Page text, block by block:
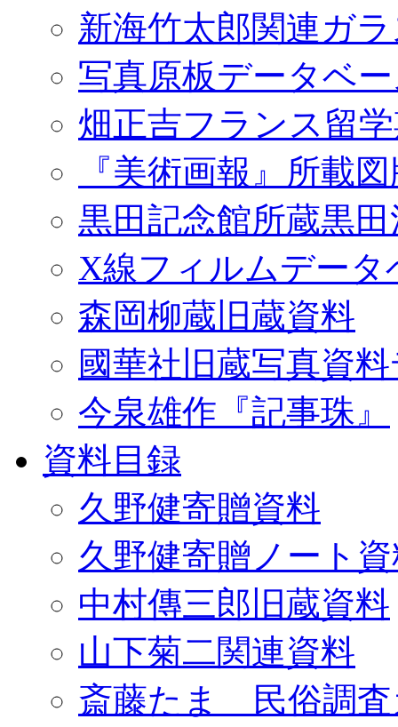
新海竹太郎関連ガ
写真原板データベ
畑正吉フランス留
『美術画報』所載
黒田記念館所蔵黒
X線フィルムデータ
森岡柳蔵旧蔵資料
國華社旧蔵写真資
今泉雄作『記事珠』
資料目録
久野健寄贈資料
久野健寄贈ノート
中村傳三郎旧蔵資料
山下菊二関連資料
斎藤たま 民俗調査